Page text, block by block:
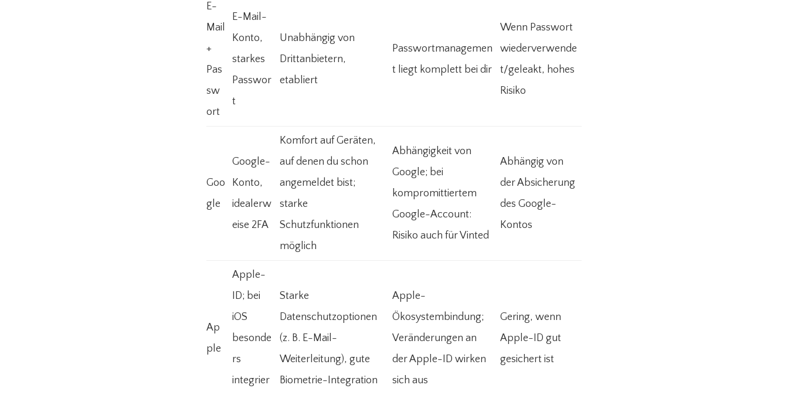
E-
Mail
+
Pas
sw
ort
E-Mail-
Konto,
starkes
Passwor
t
Unabhängig von
Drittanbietern,
etabliert
Passwortmanagemen
t liegt komplett bei dir
Wenn Passwort
wiederverwende
t/geleakt, hohes
Risiko
Goo
gle
Google-
Konto,
idealerw
eise 2FA
Komfort auf Geräten,
auf denen du schon
angemeldet bist;
starke
Schutzfunktionen
möglich
Abhängigkeit von
Google; bei
kompromittiertem
Google-Account:
Risiko auch für Vinted
Abhängig von
der Absicherung
des Google-
Kontos
Ap
ple
Apple-
ID; bei
iOS
besonde
rs
integrier
Starke
Datenschutzoptionen
(z. B. E-Mail-
Weiterleitung), gute
Biometrie-Integration
Apple-
Ökosystembindung;
Veränderungen an
der Apple-ID wirken
sich aus
Gering, wenn
Apple-ID gut
gesichert ist